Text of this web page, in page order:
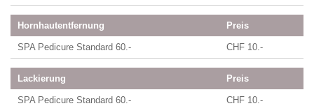
Hornhautentfernung Preis
SPA Pedicure Standard 60.- CHF 10.-
Lackierung Preis
SPA Pedicure Standard 60.- CHF 10.-